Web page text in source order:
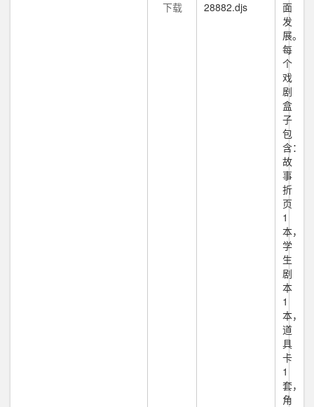
下载 28882.djs
面
发
展。
每
个
戏
剧
盒
子
包
含：
故
事
折
页
1
本，
学
生
剧
本
1
本，
道
具
卡
1
套，
角